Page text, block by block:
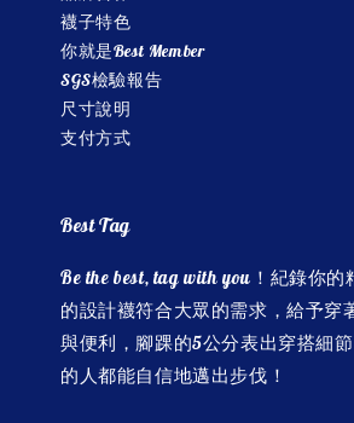
襪子特色
你就是Best Member
SGS檢驗報告
尺寸說明
支付方式
Best Tag
Be the best, tag with you！紀錄你
的設計襪符合大眾的需求，給予穿
與便利，腳踝的5公分表出穿搭細
的人都能自信地邁出步伐！